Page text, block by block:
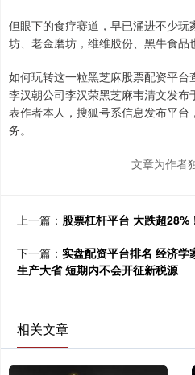
但眼下的食疗赛道，早已涌进不少
坊、老金磨坊，维维股份、黑牛食品
如何玩转这一粒黑芝麻股票配资平台
李汉朝公司李汉荣黑芝麻韦清文发
表作者本人，搜狐号系信息发布平台
务。
文章为作者
上一篇： 股票杠杆平台 ​大跌超28%
下一篇： 实盘配资平台排名 经济学
生产大省 短期内不会开征新税源
相关文章